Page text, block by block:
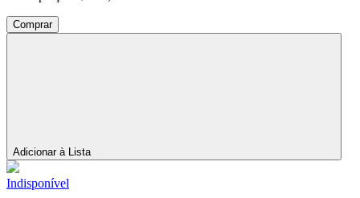
Comprar
Adicionar à Lista
Indisponível